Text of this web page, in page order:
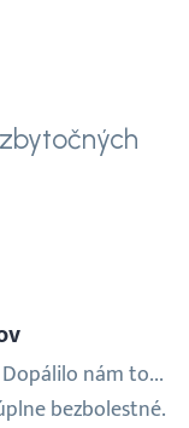
nám to...
bezbolestné.